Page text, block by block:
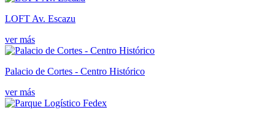
LOFT Av. Escazu
ver más
Palacio de Cortes - Centro Histórico
ver más